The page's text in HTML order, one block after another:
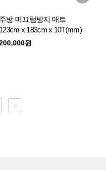
주방 미끄럼방지 매트
123cm x 183cm x 10T(mm)
원